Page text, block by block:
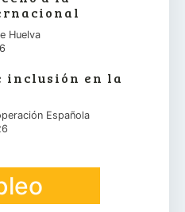
Huelva
inclusión en la
Española